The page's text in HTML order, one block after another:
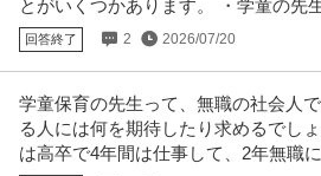
とがいくつかあります。 ・学童の先
回答終了 2 2026/07/20
学童保育の先生って、無職の社会人
る人には何を期待したり求めるでし
は高卒で4年間は仕事して、2年無職